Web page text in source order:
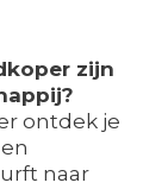
zijn
ontdek je
naar